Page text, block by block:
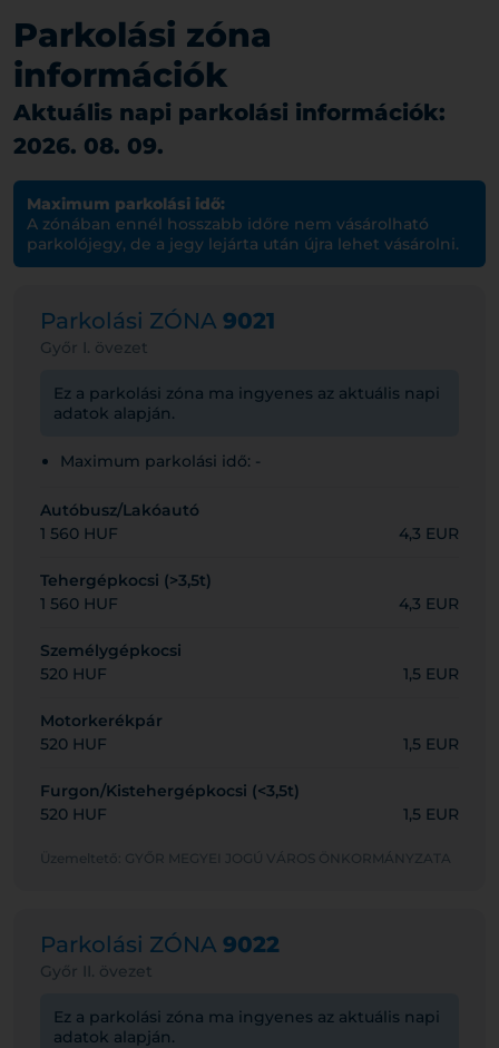
Parkolási zóna
információk
Aktuális napi parkolási információk:
2026. 08. 09.
Maximum parkolási idő:
A zónában ennél hosszabb időre nem vásárolható
parkolójegy, de a jegy lejárta után újra lehet vásárolni.
Parkolási ZÓNA 9021
Győr I. övezet
Ez a parkolási zóna ma ingyenes az aktuális napi
adatok alapján.
Maximum parkolási idő: -
Autóbusz/Lakóautó
1 560 HUF
4,3 EUR
Tehergépkocsi (>3,5t)
1 560 HUF
4,3 EUR
Személygépkocsi
520 HUF
1,5 EUR
Motorkerékpár
520 HUF
1,5 EUR
Furgon/Kistehergépkocsi (<3,5t)
520 HUF
1,5 EUR
Üzemeltető: GYŐR MEGYEI JOGÚ VÁROS ÖNKORMÁNYZATA
Parkolási ZÓNA 9022
Győr II. övezet
Ez a parkolási zóna ma ingyenes az aktuális napi
adatok alapján.